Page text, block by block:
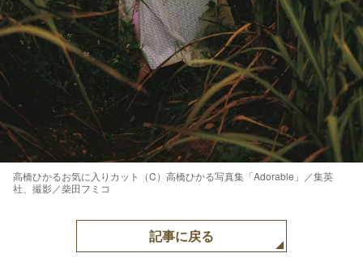
高橋ひかるお気に入りカット（C）高橋ひかる写真集「Adorable」／集英
社、撮影／柴田フミコ
記事に戻る